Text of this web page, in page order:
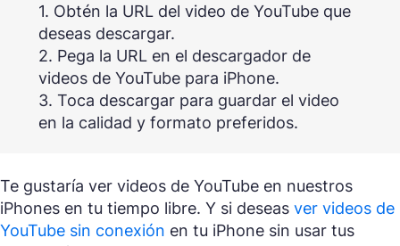
1. Obtén la URL del video de YouTube que
deseas descargar.
2. Pega la URL en el descargador de
videos de YouTube para iPhone.
3. Toca descargar para guardar el video
en la calidad y formato preferidos.
Te gustaría ver videos de YouTube en nuestros
iPhones en tu tiempo libre. Y si deseas ver videos de
YouTube sin conexión en tu iPhone sin usar tus